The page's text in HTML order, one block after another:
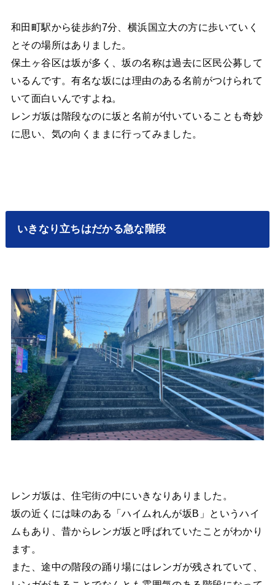
和田町駅から徒歩約7分、横浜国立大の方に歩いていく
とその場所はありました。
保土ヶ谷区は坂が多く、坂の名称は過去に区民公募して
いるんです。有名な坂には理由のある名前がつけられて
いて面白いんですよね。
レンガ坂は階段なのに坂と名前が付いていることも奇妙
に思い、気の向くままに行ってみました。
いきなり立ちはだかる急な階段
レンガ坂は、住宅街の中にいきなりありました。
坂の近くには味のある「ハイムれんが坂B」というハイ
ムもあり、昔からレンガ坂と呼ばれていたことがわかり
ます。
また、途中の階段の踊り場にはレンガが残されていて、